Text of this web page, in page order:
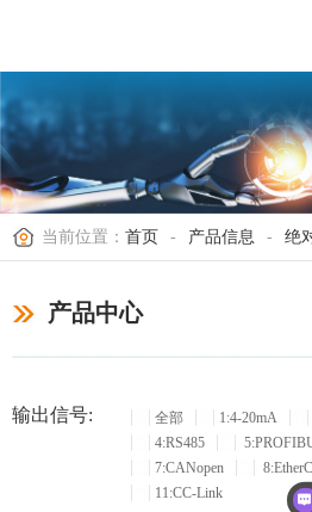
当前位置： 首页 - 产品信息 - 绝
产品中心
输出信号: 全部 1:4-20mA
4:RS485
7:CANopen
11:CC-Link